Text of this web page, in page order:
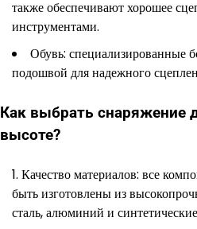
также обеспечивают хорошее
инструментами.
Обувь: специализированные
подошвой для надежного
Как выбрать снаряжение
высоте?
Качество материалов: все
быть изготовлены из
сталь, алюминий и